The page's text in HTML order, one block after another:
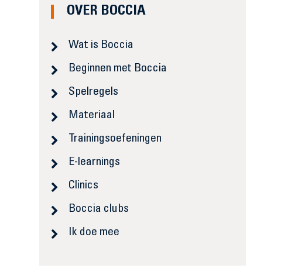
OVER BOCCIA
Wat is Boccia
Beginnen met Boccia
Spelregels
Materiaal
Trainingsoefeningen
E-learnings
Clinics
Boccia clubs
Ik doe mee